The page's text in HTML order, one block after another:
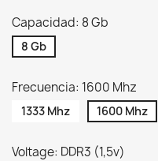
Capacidad: 8 Gb
8 Gb
Frecuencia: 1600 Mhz
1333 Mhz 1600 Mhz
Voltage: DDR3 (1,5v)